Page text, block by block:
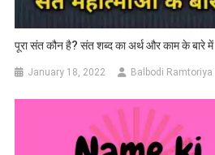
पूरा संत कौन है? संत शब्द का अर्थ और काम के बारे में
January 18, 2022 Balbodi Ramtoriya